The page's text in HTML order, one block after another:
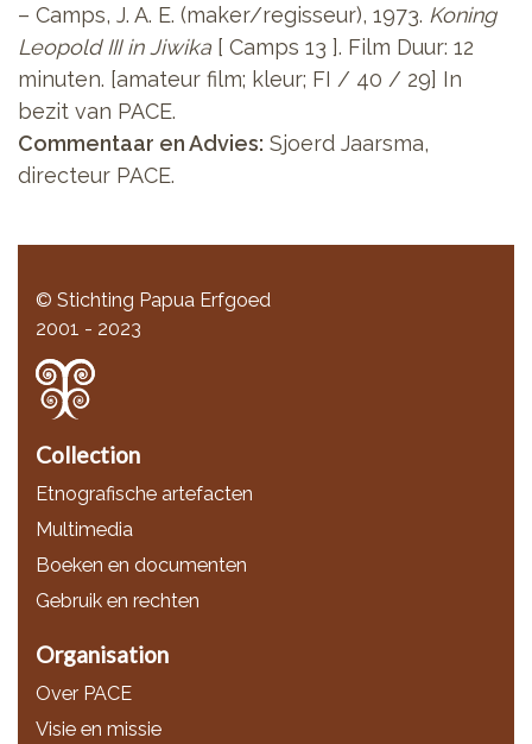
– Camps, J. A. E. (maker/regisseur), 1973. Koning
Leopold III in Jiwika [ Camps 13 ]. Film Duur: 12
minuten. [amateur film; kleur; FI / 40 / 29] In
bezit van PACE.
Commentaar en Advies: Sjoerd Jaarsma,
directeur PACE.
© Stichting Papua Erfgoed
2001 - 2023
Collection
Etnografische artefacten
Multimedia
Boeken en documenten
Gebruik en rechten
Organisation
Over PACE
Visie en missie